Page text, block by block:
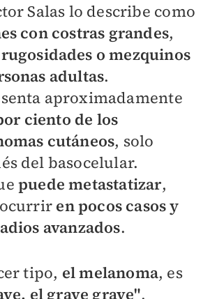
Salas lo describe como
con costras grandes,
rugosidades o mezquinos
adultas.
aproximadamente
ciento de los
cutáneos, solo
del basocelular.
puede metastatizar,
en pocos casos y
avanzados.
tipo, el melanoma, es
el grave grave",